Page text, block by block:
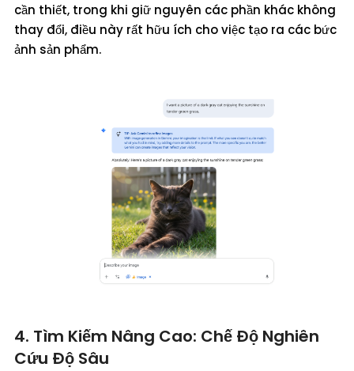
cần thiết, trong khi giữ nguyên các phần khác không
thay đổi, điều này rất hữu ích cho việc tạo ra các bức
ảnh sản phẩm.
4. Tìm Kiếm Nâng Cao: Chế Độ Nghiên
Cứu Độ Sâu